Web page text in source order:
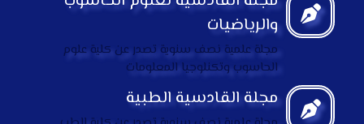
والرياضيات
مجلة علمية نصف سنوية تصدر عن كلية علوم
الحاسوب وتكنلوجيا المعلومات
مجلة القادسية الطبية